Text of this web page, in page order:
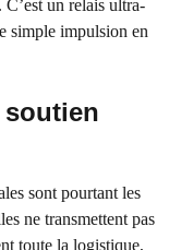
un relais ultra-
simple impulsion en
sont pourtant les
ne transmettent pas
toute la logistique,